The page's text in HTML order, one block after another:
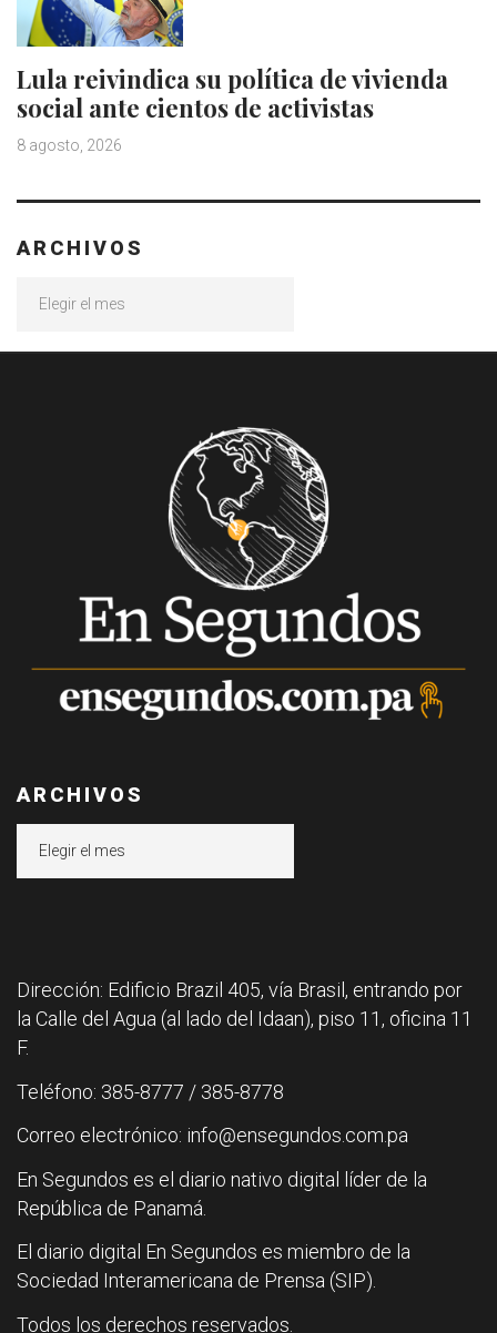
Lula reivindica su política de vivienda
social ante cientos de activistas
8 agosto, 2026
ARCHIVOS
ARCHIVOS
Dirección: Edificio Brazil 405, vía Brasil, entrando por
la Calle del Agua (al lado del Idaan), piso 11, oficina 11
F.
Teléfono: 385-8777 / 385-8778
Correo electrónico: info@ensegundos.com.pa
En Segundos es el diario nativo digital líder de la
República de Panamá.
El diario digital En Segundos es miembro de la
Sociedad Interamericana de Prensa (SIP).
Todos los derechos reservados.